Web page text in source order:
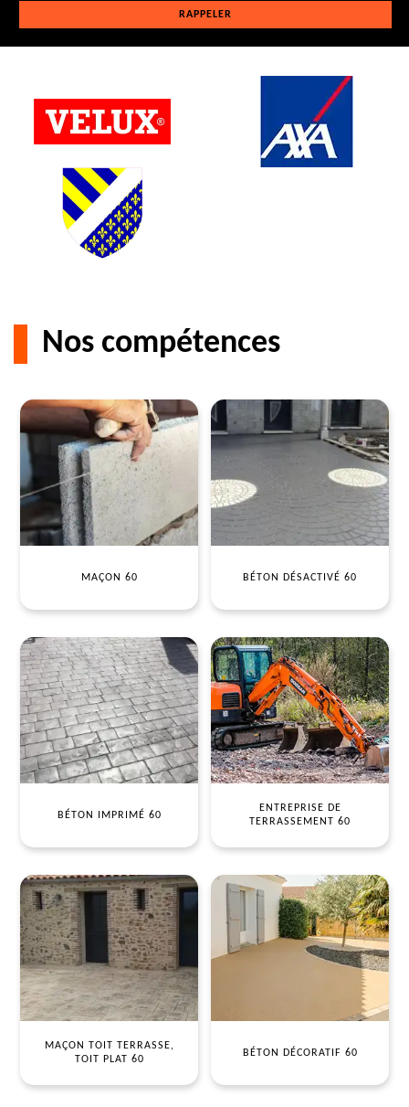
Nos compétences
MAÇON 60 BÉTON DÉSACTIVÉ 60
BÉTON IMPRIMÉ 60
ENTREPRISE DE
TERRASSEMENT 60
MAÇON TOIT TERRASSE,
TOIT PLAT 60
BÉTON DÉCORATIF 60